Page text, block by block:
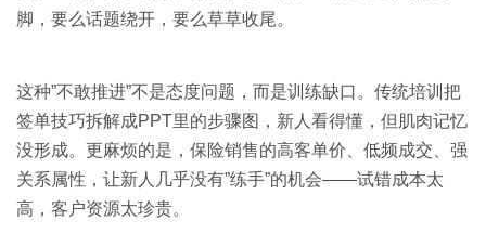
教育
汽车
房地产
金融
资源中心
全部
关于我们
脚，要么话题绕开，要么草草收尾。
这种”不敢推进”不是态度问题，而是训练缺口。传统培训把
签单技巧拆解成PPT里的步骤图，新人看得懂，但肌肉记忆
没形成。更麻烦的是，保险销售的高客单价、低频成交、强
关系属性，让新人几乎没有”练手”的机会——试错成本太
高，客户资源太珍贵。